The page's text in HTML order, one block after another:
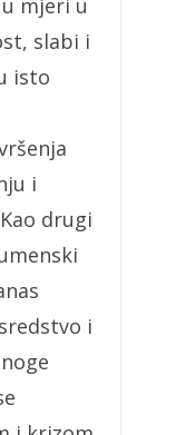
mjeri u
slabi i
isto
i
drugi
i